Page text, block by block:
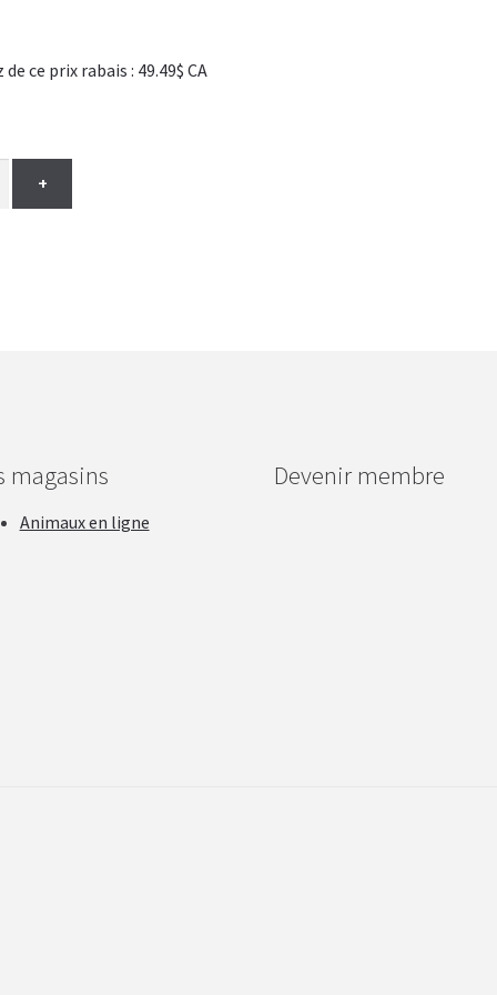
ce prix rabais : 49.49$ CA
+
magasins
Animaux en ligne
Devenir membre